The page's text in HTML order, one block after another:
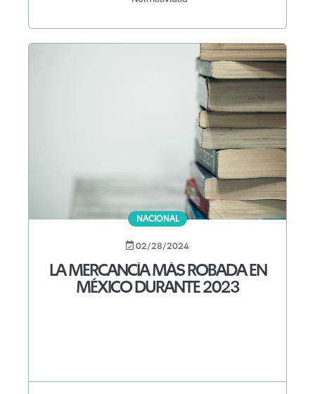
NACIONAL
02/28/2024
LA MERCANCÍA MÁS ROBADA EN
MÉXICO DURANTE 2023